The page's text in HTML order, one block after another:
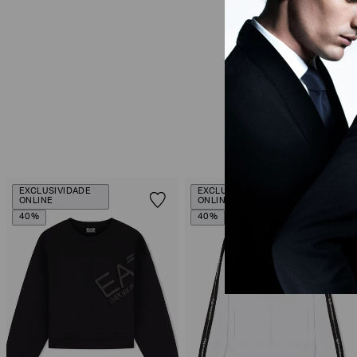
EXCLUSIVIDADE
ONLINE
40%
EXCLUSIVIDADE
ONLINE
40%